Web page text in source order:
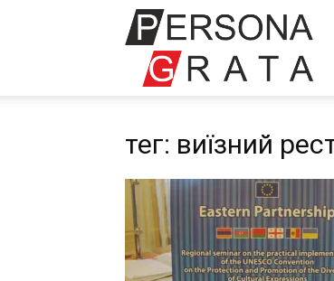
Івент
компанія
Персона
Грата
тег: виїзний